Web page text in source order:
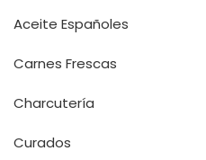
Aceite Españoles
Carnes Frescas
Charcutería
Curados